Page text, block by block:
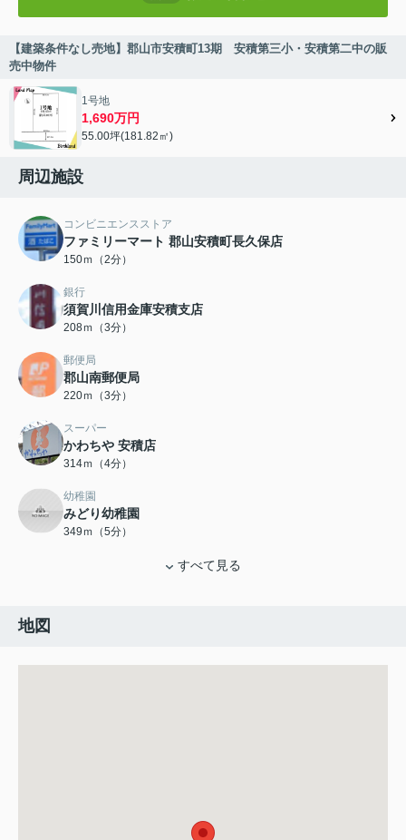
【建築条件なし売地】郡山市安積町13期 安積第三小・安積第二中の販
売中物件
1号地
1,690万円
55.00坪(181.82㎡)
周辺施設
コンビニエンスストア
ファミリーマート 郡山安積町長久保店
150ｍ（2分）
銀行
須賀川信用金庫安積支店
208ｍ（3分）
郵便局
郡山南郵便局
220ｍ（3分）
スーパー
かわちや 安積店
314ｍ（4分）
幼稚園
みどり幼稚園
349ｍ（5分）
すべて見る
地図